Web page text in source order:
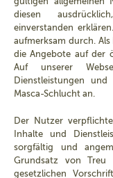
diesen
einverstanden
aufmerksam durch.
die Angebote auf der
Auf unserer
Dienstleistungen
Masca-Schlucht an.
Der Nutzer
Inhalte und
sorgfältig und
Grundsatz von Treu
gesetzlichen